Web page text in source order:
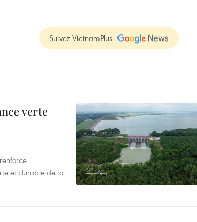
Suivez VietnamPlus
verte
et durable de la